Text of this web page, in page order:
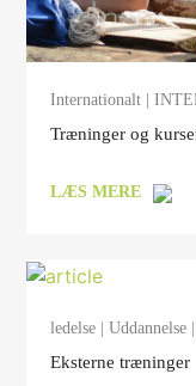
Internationalt |
Træninger og
LÆS MERE
ledelse |Uddannelse
Eksterne træninger